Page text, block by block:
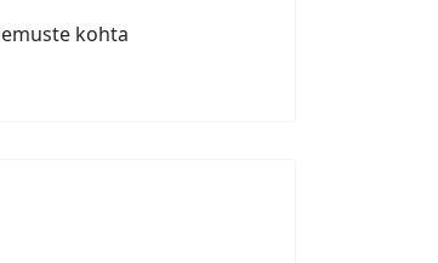
kohta